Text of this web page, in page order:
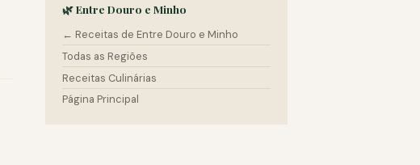
🌿 Entre Douro e Minho
← Receitas de Entre Douro e Minho
Todas as Regiões
Receitas Culinárias
Página Principal